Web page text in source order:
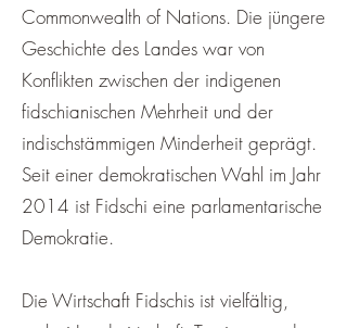
Commonwealth of Nations. Die jüngere
Geschichte des Landes war von
Konflikten zwischen der indigenen
fidschianischen Mehrheit und der
indischstämmigen Minderheit geprägt.
Seit einer demokratischen Wahl im Jahr
2014 ist Fidschi eine parlamentarische
Demokratie.
Die Wirtschaft Fidschis ist vielfältig,